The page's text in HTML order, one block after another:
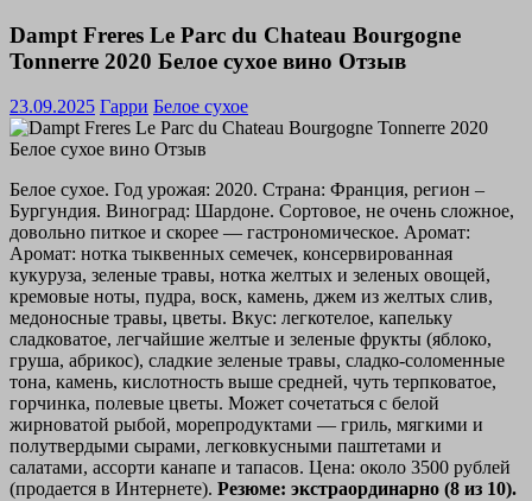
Dampt Freres Le Parc du Chateau Bourgogne
Tonnerre 2020 Белое сухое вино Отзыв
23.09.2025 Гарри Белое сухое
Белое сухое. Год урожая: 2020. Страна: Франция, регион –
Бургундия. Виноград: Шардоне. Сортовое, не очень сложное,
довольно питкое и скорее — гастрономическое. Аромат:
Аромат: нотка тыквенных семечек, консервированная
кукуруза, зеленые травы, нотка желтых и зеленых овощей,
кремовые ноты, пудра, воск, камень, джем из желтых слив,
медоносные травы, цветы. Вкус: легкотелое, капельку
сладковатое, легчайшие желтые и зеленые фрукты (яблоко,
груша, абрикос), сладкие зеленые травы, сладко-соломенные
тона, камень, кислотность выше средней, чуть терпковатое,
горчинка, полевые цветы. Может сочетаться с белой
жирноватой рыбой, морепродуктами — гриль, мягкими и
полутвердыми сырами, легковкусными паштетами и
салатами, ассорти канапе и тапасов. Цена: около 3500 рублей
(продается в Интернете). Резюме: экстраординарно (8 из 10).